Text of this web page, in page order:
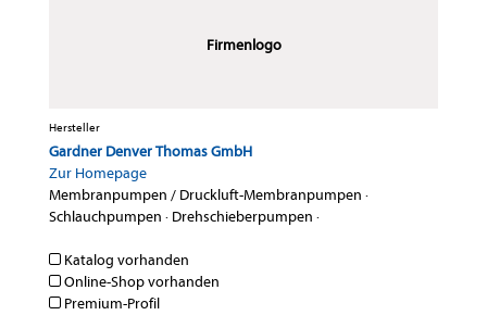
Firmenlogo
Hersteller
Gardner Denver Thomas GmbH
Zur Homepage
Membranpumpen / Druckluft-Membranpumpen ·
Schlauchpumpen · Drehschieberpumpen ·
Katalog vorhanden
Online-Shop vorhanden
Premium-Profil